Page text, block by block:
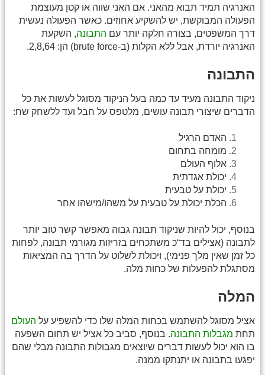
האנרגיה תמיד תבוא מהאני. אם האני שווה או קטן מעוצמת
הפעולה המבוקשת, יש להשקיע אחוזים. כאשר הפעולה נעשית
דרך המשפטים, בצורה חלקה יותר עם התבונה, השקעת
האנרגיה יורדת, אבל ללא הקלות (ב-brute force) הן: 2,8,64.
התבונה
ניקוד התבונה מעיד עד כמה בעל הניקוד מסוגל לעשות את כל
הדברים שיצורי תבונה עושים, מלטפס על חבל ועד ללשחק שח:
האדם הרגיל
מומחה בתחום
אלוף העולם
יכולת אגדתית
יכולת על טבעית
הכלת יכולת על טבעית על משהו/מישהו אחר
בנוסף, יכול להיות שניקוד תבונה גבוה מאפשר קשר טוב יותר
לתבונה (אצילים בד“כ משתכחים בזריזות מגורמי תבונה, לפחות
כל זמן שאין מלך פנימי), ויכולת לשלוט על הדרך בה המציאות
מסתגלת להפעלות של כחות מלה.
המלה
אציל מסוגל להשתמש בכחות המלה שלו כדי להשפיע על העולם
תחת מגבלות התבונה. בנוסף, סביב כל אציל יש תחום השפעה
בו הוא יכול לעשות דברים שיוצאים מגבולות התבונה מבלי שהם
יפגעו בתבונה או יתנתקו ממנה.